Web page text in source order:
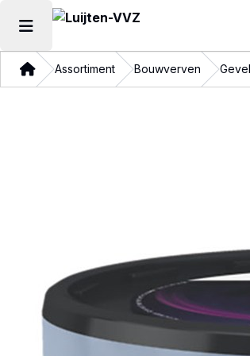
Hoofdmenu openen
ThuisAssortiment Bouwverven